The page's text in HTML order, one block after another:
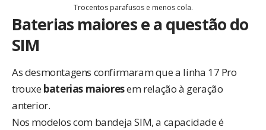
Trocentos parafusos e menos cola.
Baterias maiores e a questão do
SIM
As desmontagens confirmaram que a linha 17 Pro
trouxe baterias maioresem relação à geração
anterior.
Nos modelos com bandeja SIM, a capacidade é